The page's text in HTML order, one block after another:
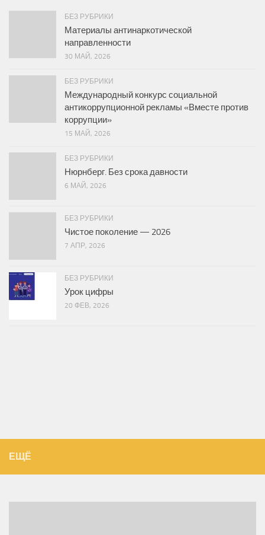
БЕЗ РУБРИКИ
Материалы антинаркотической
направленности
30 МАЙ, 2026
БЕЗ РУБРИКИ
Международный конкурс социальной
антикоррупционной рекламы «Вместе против
коррупции»
15 МАЙ, 2026
БЕЗ РУБРИКИ
Нюрнберг. Без срока давности
6 МАЙ, 2026
БЕЗ РУБРИКИ
Чистое поколение — 2026
7 АПР, 2026
БЕЗ РУБРИКИ
Урок цифры
20 ФЕВ, 2026
ЕЩЁ